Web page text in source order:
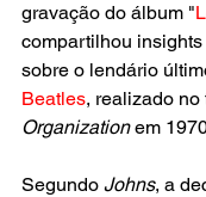
gravação do álbum "
compartilhou
sobre o lendário
Beatles, realizado
Organization em
Segundo Johns, a